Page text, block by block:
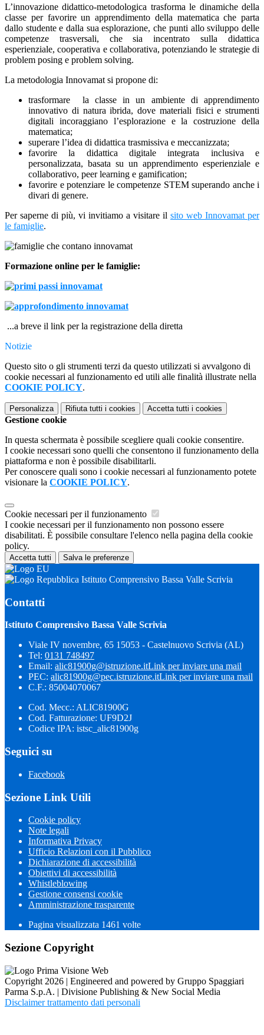
L’innovazione didattico-metodologica trasforma le dinamiche della
classe per favorire un apprendimento della matematica che parta
dallo studente e dalla sua esplorazione, che punti allo sviluppo delle
competenze trasversali, che sia incentrato sulla didattica
esperienziale, cooperativa e collaborativa, potenziando le strategie di
problem posing e problem solving.
La metodologia Innovamat si propone di:
trasformare la classe in un ambiente di apprendimento
innovativo di natura ibrida, dove materiali fisici e strumenti
digitali incoraggiano l’esplorazione e la costruzione della
matematica;
superare l’idea di didattica trasmissiva e meccanizzata;
favorire la didattica digitale integrata inclusiva e
personalizzata, basata su un apprendimento esperienziale e
collaborativo, peer learning e gamification;
favorire e potenziare le competenze STEM superando anche i
divari di genere.
Per saperne di più, vi invitiamo a visitare il sito web Innovamat per
le famiglie.
Formazione online per le famiglie:
...a breve il link per la registrazione della diretta
Notizie
Questo sito o gli strumenti terzi da questo utilizzati si avvalgono di
cookie necessari al funzionamento ed utili alle finalità illustrate nella
COOKIE POLICY.
Personalizza Rifiuta tutti i cookies Accetta tutti i cookies
Gestione cookie
In questa schermata è possibile scegliere quali cookie consentire.
I cookie necessari sono quelli che consentono il funzionamento della
piattaforma e non è possibile disabilitarli.
Per conoscere quali sono i cookie necessari al funzionamento potete
visionare la COOKIE POLICY.
Cookie necessari per il funzionamento
I cookie necessari per il funzionamento non possono essere
disabilitati. È possibile consultare l'elenco nella pagina della cookie
policy.
Accetta tutti Salva le preferenze
Istituto Comprensivo Bassa Valle Scrivia
Contatti
Istituto Comprensivo Bassa Valle Scrivia
Viale IV novembre, 65 15053 - Castelnuovo Scrivia (AL)
Tel: 0131 748497
Email: alic81900g@istruzione.itLink per inviare una mail
PEC: alic81900g@pec.istruzione.itLink per inviare una mail
C.F.: 85004070067
Cod. Mecc.: ALIC81900G
Cod. Fatturazione: UF9D2J
Codice IPA: istsc_alic81900g
Seguici su
Facebook
Sezione Link Utili
Cookie policy
Note legali
Informativa Privacy
Ufficio Relazioni con il Pubblico
Dichiarazione di accessibilità
Obiettivi di accessibilità
Whistleblowing
Gestione consensi cookie
Amministrazione trasparente
Pagina visualizzata 1461 volte
Sezione Copyright
Copyright 2026 | Engineered and powered by Gruppo Spaggiari
Parma S.p.A. | Divisione Publishing & New Social Media
Disclaimer trattamento dati personali